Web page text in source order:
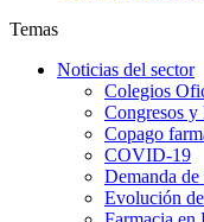
Temas
Noticias del sector
Colegios
Congresos y
Copago
COVID-19
Demanda de
Evolución